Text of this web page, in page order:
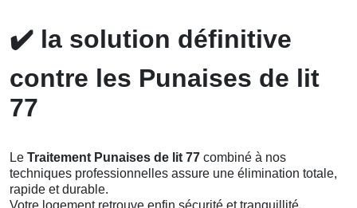
✔️ la solution définitive
contre les Punaises de lit
77
Le Traitement Punaises de lit 77 combiné à nos
techniques professionnelles assure une élimination totale,
rapide et durable.
Votre logement retrouve enfin sécurité et tranquillité.